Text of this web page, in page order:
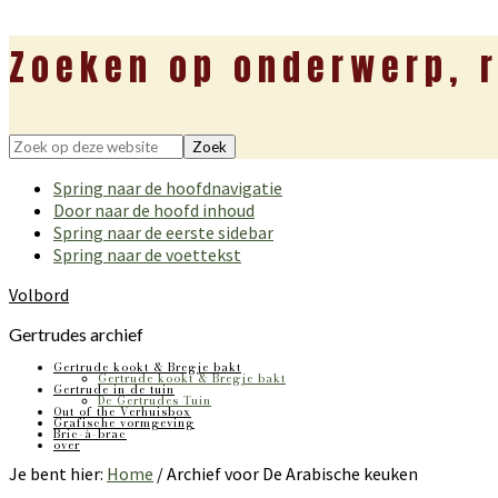
Zoeken op onderwerp,
Zoek
deze
website
Spring naar de hoofdnavigatie
Door naar de hoofd inhoud
Spring naar de eerste sidebar
Spring naar de voettekst
Volbord
Gertrudes archief
Gertrude kookt & Bregje bakt
Gertrude kookt & Bregje bakt
Gertrude in de tuin
De Gertrudes Tuin
Out of the Verhuisbox
Grafische vormgeving
Bric-à-brac
over
Je bent hier: Home /Archief voor De Arabische keuken